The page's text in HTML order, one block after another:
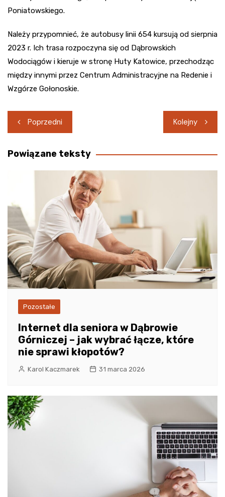
Poniatowskiego.
Należy przypomnieć, że autobusy linii 654 kursują od sierpnia
2023 r. Ich trasa rozpoczyna się od Dąbrowskich
Wodociągów i kieruje w stronę Huty Katowice, przechodząc
między innymi przez Centrum Administracyjne na Redenie i
Wzgórze Gołonoskie.
Nawigacja
wpisu
Poprzedni Kolejny
Powiązane teksty
Pozostałe
Internet dla seniora w Dąbrowie
Górniczej – jak wybrać łącze, które
nie sprawi kłopotów?
Karol Kaczmarek 31 marca 2026